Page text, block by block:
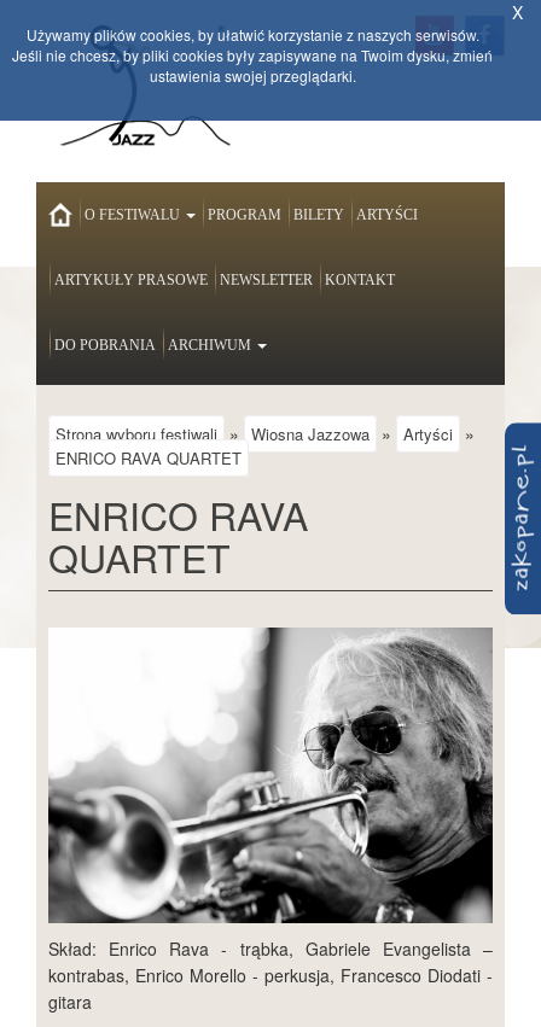
HOMEO FESTIWALU PROGRAM BILETY ARTYŚCI
ARTYKUŁY PRASOWE NEWSLETTER KONTAKT
DO POBRANIA ARCHIWUM
Strona wyboru festiwali » Wiosna Jazzowa » Artyści »
ENRICO RAVA QUARTET
ENRICO RAVA
QUARTET
Skład: Enrico Rava - trąbka, Gabriele Evangelista –
kontrabas, Enrico Morello - perkusja, Francesco Diodati -
gitara
Używamy plików cookies, by ułatwić korzystanie z naszych serwisów.
Jeśli nie chcesz, by pliki cookies były zapisywane na Twoim dysku, zmień
ustawienia swojej przeglądarki.
X